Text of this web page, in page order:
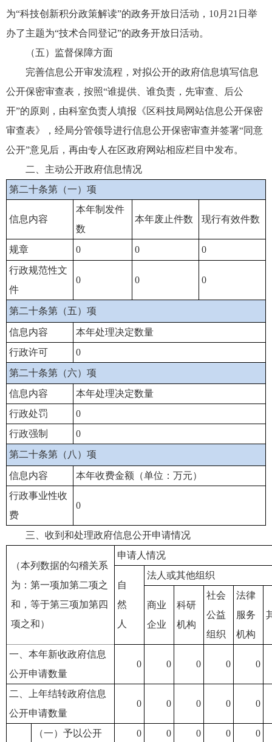
为“科技创新积分政策解读”的政务开放日活动，10月21日举
办了主题为“技术合同登记”的政务开放日活动。
（五）监督保障方面
完善信息公开审发流程，对拟公开的政府信息填写信息
公开保密审查表，按照“谁提供、谁负责，先审查、后公
开”的原则，由科室负责人填报《区科技局网站信息公开保密
审查表》，经局分管领导进行信息公开保密审查并签署“同意
公开”意见后，再由专人在区政府网站相应栏目中发布。
二、主动公开政府信息情况
第二十条第（一）项
信息内容
本年制发件
数
本年废止件数 现行有效件数
规章 0 0
0
行政规范性文
件
0 0 0
第二十条第（五）项
信息内容
本年处理决定数量
行政许可
0
第二十条第（六）项
信息内容
本年处理决定数量
行政处罚
0
行政强制
0
第二十条第（八）项
信息内容
本年收费金额（单位：万元）
行政事业性收
费
0
三、收到和处理政府信息公开申请情况
（本列数据的勾稽关系
为：第一项加第二项之
和，等于第三项加第四
项之和）
申请人情况
自
然
人
法人或其他组织
商业
企业
科研
机构
社会
公益
组织
法律
服务
机构
一、本年新收政府信息
公开申请数量
0 0 0 0 0
二、上年结转政府信息
公开申请数量
0 0 0 0 0
（一）予以公开 0 0 0 0 0